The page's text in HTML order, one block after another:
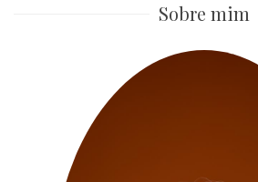
Sobre mim